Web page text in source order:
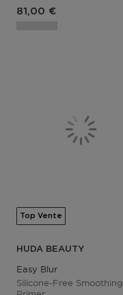
81,00 €
Top Vente
HUDA BEAUTY
Easy Blur
Silicone-Free Smoothing